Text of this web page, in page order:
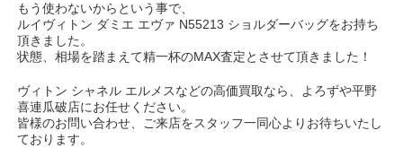
もう使わないからという事で、
ルイヴィトン ダミエ エヴァ N55213 ショルダーバッグをお持ち
頂きました。
状態、相場を踏まえて精一杯のMAX査定とさせて頂きました！
ヴィトン シャネル エルメスなどの高価買取なら、よろずや平野
喜連瓜破店にお任せください。
皆様のお問い合わせ、ご来店をスタッフ一同心よりお待ちいたし
ております。